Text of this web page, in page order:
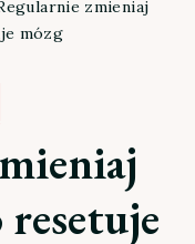
zmieniaj
mózg